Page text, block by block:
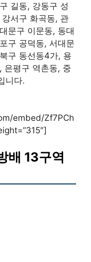
길동, 강동구 성
서구 화곡동, 관
문구 이문동, 동대
구 공덕동, 서대문
구 동선동4가, 용
은평구 역촌동, 중
니다.
embed/Zf7PCh
배 13구역